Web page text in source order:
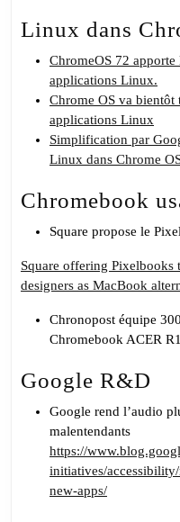
peu
Google
Linux dans
ChromeOS 72
applications Linux.
Chrome OS va bientôt
applications Linux
Simplification par
Linux dans Chrome
Chromebook
Square propose le
Square offering
designers as MacBook
Chronopost équipe
Chromebook ACER
Google R&D
Google rend l’audio
malentendants
https://
initiatives/
new-apps/